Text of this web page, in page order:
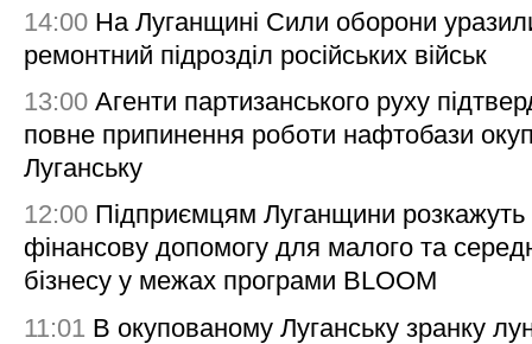
14:00 На Луганщині Сили оборони
ремонтний підрозділ російських військ
13:00 Агенти партизанського руху
повне припинення роботи нафтобази
Луганську
12:00 Підприємцям Луганщини розкажуть
фінансову допомогу для малого та
бізнесу у межах програми BLOOM
11:01 В окупованому Луганську зранку